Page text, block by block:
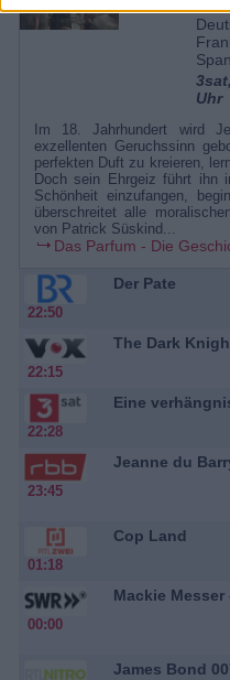
Uhr
Im 18. Jahrhundert wird
exzellenten Geruchssinn
perfekten Duft zu kreieren,
Doch sein Ehrgeiz führt ihn
Schönheit einzufangen,
überschreitet alle
von Patrick Süskind...
Das Parfum - Die
22:50
Der Pate
22:15
The Dark
22:28
Eine
23:45
Jeanne du
01:18
Cop Land
00:00
Mackie
James Bond